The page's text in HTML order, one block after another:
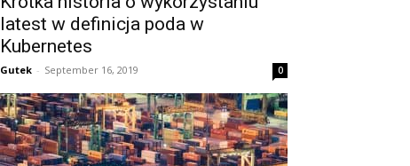
latest w definicja poda w
Kubernetes
Gutek - September 16, 2019 0